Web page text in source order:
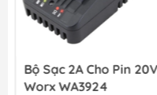
Bộ Sạc 2A Cho Pin 20V
Worx WA3924